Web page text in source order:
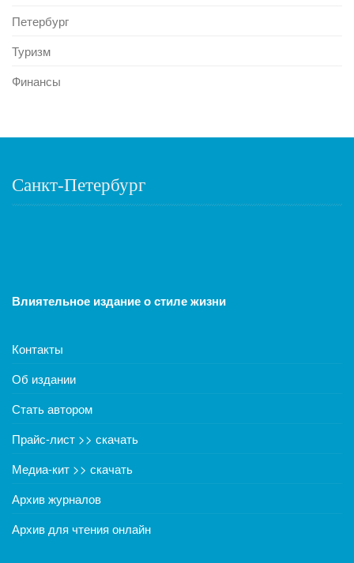
Петербург
Туризм
Финансы
Санкт-Петербург
Влиятельное издание о стиле жизни
Контакты
Об издании
Стать автором
Прайс-лист >> скачать
Медиа-кит >> скачать
Архив журналов
Архив для чтения онлайн